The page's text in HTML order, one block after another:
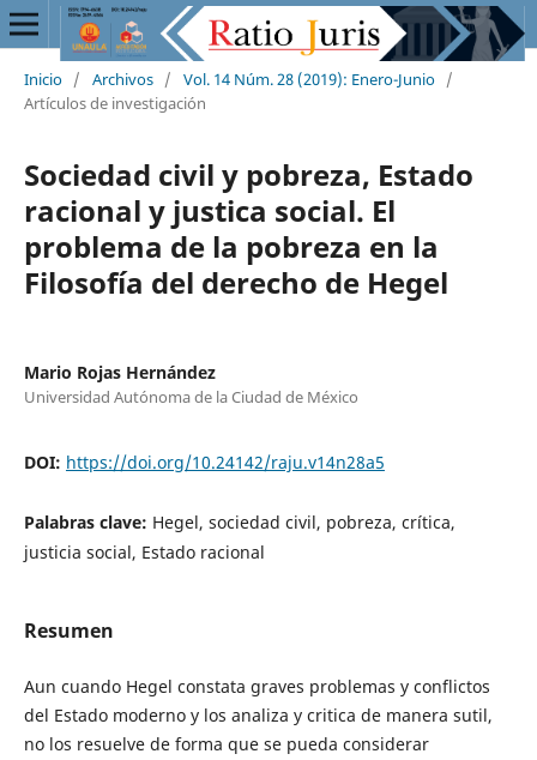
Inicio / Archivos / Vol. 14 Núm. 28 (2019): Enero-Junio /
Artículos de investigación
Sociedad civil y pobreza, Estado
racional y justica social. El
problema de la pobreza en la
Filosofía del derecho de Hegel
Mario Rojas Hernández
Universidad Autónoma de la Ciudad de México
DOI: https://doi.org/10.24142/raju.v14n28a5
Palabras clave: Hegel, sociedad civil, pobreza, crítica,
justicia social, Estado racional
Resumen
Aun cuando Hegel constata graves problemas y conflictos
del Estado moderno y los analiza y critica de manera sutil,
no los resuelve de forma que se pueda considerar